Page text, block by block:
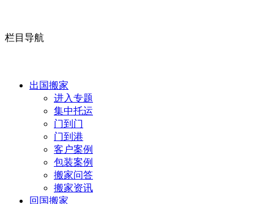
栏目导航
出国搬家
进入专题
集中托运
门到门
门到港
客户案例
包装案例
搬家问答
搬家资讯
回国搬家